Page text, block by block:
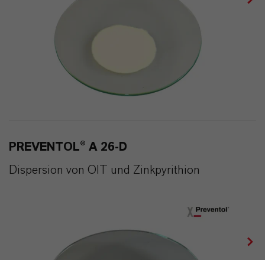
PREVENTOL® A 26-D
Dispersion von OIT und Zinkpyrithion